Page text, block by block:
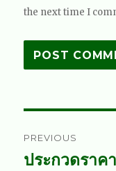
the next time I
PREVIOUS
Previous
ประกวดราค